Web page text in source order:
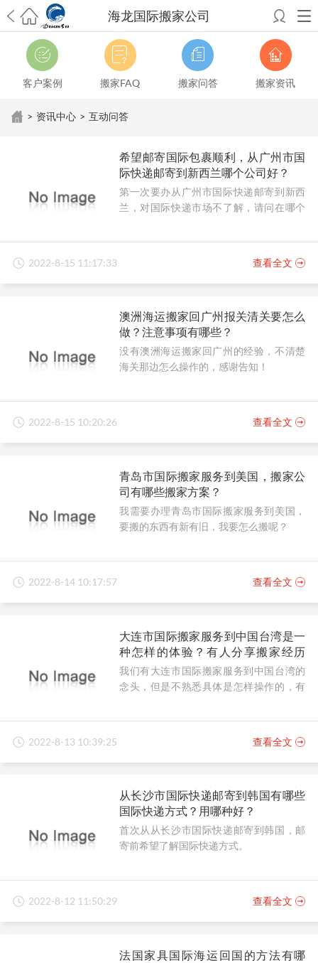
海龙国际搬家公司
希望邮寄国际包裹顺利，从广州市国际快递邮寄到新西兰哪个公司好？
澳洲海运搬家回广州报关清关要怎么做？注意事项有哪些？
青岛市国际
搬家服务到美国，搬家公司有哪些搬家方案？大连市国际搬家服务到中
国台湾是一种怎样的体验？有人分享搬家经历吗？
从长沙市国际快递邮
寄到韩国有哪些国际快递方式？用哪种好？
法有哪些？具体怎么操作？
国际搬家：家具海运到奥克兰怎么样能省
影响国际搬家吗？上海搬家到新西兰旺格雷有点不一样 北京私人物品运
输到澳大利亚，移民如何跨国搬家？上海移民搬家到塞浦路斯，国际搬
家怎么搬省钱？昆明搬家到美国，如何打包才能对国际长途运输放心？
从重庆市托运到美国从上海市托运到澳大利亚
市搬家到英国从南京市搬家到加拿大从大连市搬家到英国从佛山市搬家
到美国从北京市搬家到西班牙
客户案例 搬家FAQ 搬家问答 搬家资讯
> 资讯中心 > 互动问答
希望邮寄国际包裹顺利，从广州市国
际快递邮寄到新西兰哪个公司好？
第一次要办从广州市国际快递邮寄到新西
兰，对国际快递市场不了解，请问在哪个
2022-8-15 11:17:33 查看全文
澳洲海运搬家回广州报关清关要怎么
做？注意事项有哪些？
没有澳洲海运搬家回广州的经验，不清楚
海关那边怎么操作的，感谢告知！
2022-8-15 10:20:26 查看全文
青岛市国际搬家服务到美国，搬家公
司有哪些搬家方案？
我需要办理青岛市国际搬家服务到美国，
要搬的东西有新有旧，我要怎么搬呢？
2022-8-14 10:17:57 查看全文
大连市国际搬家服务到中国台湾是一
种怎样的体验？有人分享搬家经历
吗？
我们有大连市国际搬家服务到中国台湾的
念头，但是不熟悉具体是怎样操作的，有
2022-8-13 10:39:25 查看全文
从长沙市国际快递邮寄到韩国有哪些
国际快递方式？用哪种好？
首次从从长沙市国际快递邮寄到韩国，邮
寄前希望了解国际快递方式。
2022-8-12 11:50:29 查看全文
法国家具国际海运回国的方法有哪